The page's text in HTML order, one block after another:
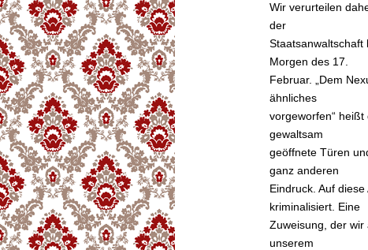
Wir verurteilen
der
Staatsanwaltschaft
Morgen des 17.
Februar. „Dem
ähnliches
vorgeworfen“ heißt
gewaltsam
geöffnete Türen
ganz anderen
Eindruck. Auf
kriminalisiert. Eine
Zuweisung, der wir
unserem